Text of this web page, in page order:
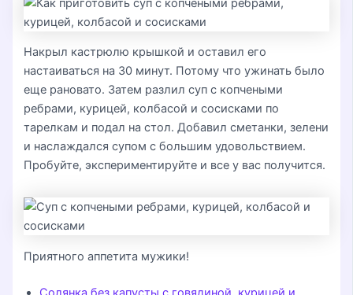
Накрыл кастрюлю крышкой и оставил его
настаиваться на 30 минут. Потому что ужинать было
еще рановато. Затем разлил суп с копчеными
ребрами, курицей, колбасой и сосисками по
тарелкам и подал на стол. Добавил сметанки, зелени
и наслаждался супом с большим удовольствием.
Пробуйте, экспериментируйте и все у вас получится.
Приятного аппетита мужики!